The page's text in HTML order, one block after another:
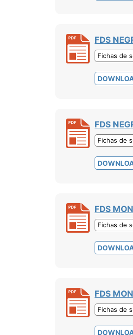
FDS
Fichas de
FDS
Fichas de
FDS
Fichas de
FDS
Fichas de